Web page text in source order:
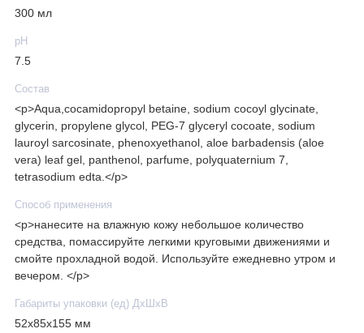
300 мл
рН
7.5
Состав
<p>Aqua,cocamidopropyl betaine, sodium cocoyl glycinate,
glycerin, propylene glycol, PEG-7 glyceryl cocoate, sodium
lauroyl sarcosinate, phenoxyethanol, aloe barbadensis (aloe
vera) leaf gel, panthenol, parfume, polyquaternium 7,
tetrasodium edta.</p>
Способ применения
<p>нанесите на влажную кожу небольшое количество
средства, помассируйте легкими круговыми движениями и
смойте прохладной водой. Используйте ежедневно утром и
вечером. </p>
Габариты упаковки (ед) ДхШхВ
52x85x155 мм